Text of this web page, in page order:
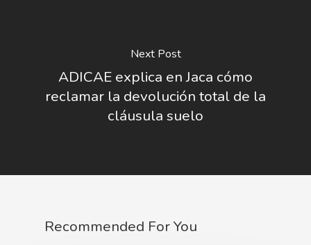
Next Post
ADICAE explica en Jaca cómo
reclamar la devolución total de la
cláusula suelo
Recommended For You